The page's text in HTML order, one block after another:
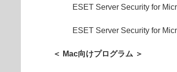
ESET Server Security for
ESET Server Security for
＜ Mac向けプログラム ＞